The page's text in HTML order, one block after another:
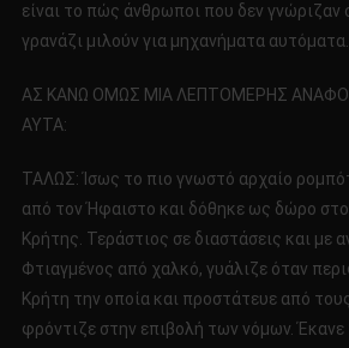
είναι το πώς άνθρωποι που δεν γνώριζαν
γρανάζι μιλούν για μηχανήματα αυτόματα…
ΑΣ ΚΑΝΩ ΟΜΩΣ ΜΙΑ ΛΕΠΤΟΜΕΡΗΣ
ΑΥΤΑ:
ΤΑΛΩΣ: Ίσως το πιο γνωστό αρχαίο
από τον Ήφαιστο και δόθηκε ως δώρο
Κρήτης. Τεράστιος σε διαστάσεις και με
Φτιαγμένος από χαλκό, γυάλιζε όταν
Κρήτη την οποία και προστάτευε από
φρόντιζε στην επιβολή των νόμων.